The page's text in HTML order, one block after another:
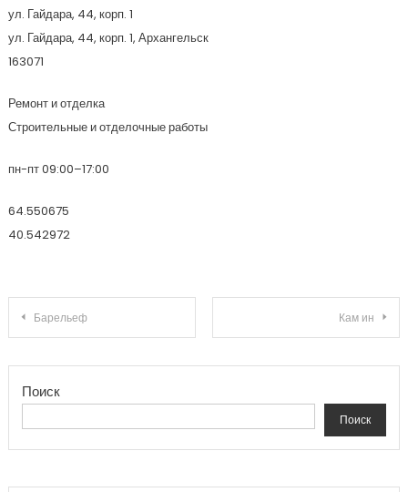
ул. Гайдара, 44, корп. 1
ул. Гайдара, 44, корп. 1, Архангельск
163071
Ремонт и отделка
Строительные и отделочные работы
пн-пт 09:00–17:00
64.550675
40.542972
Навигация по записям
Барельеф Кам ин
Поиск
Поиск